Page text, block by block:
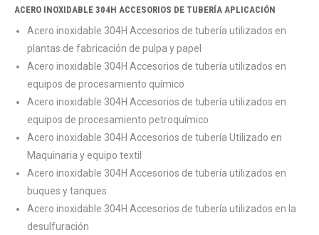
ACERO INOXIDABLE 304H ACCESORIOS DE TUBERÍA APLICACIÓN
Acero inoxidable 304H Accesorios de tubería utilizados en
plantas de fabricación de pulpa y papel
Acero inoxidable 304H Accesorios de tubería utilizados en
equipos de procesamiento químico
Acero inoxidable 304H Accesorios de tubería utilizados en
equipos de procesamiento petroquímico
Acero inoxidable 304H Accesorios de tubería Utilizado en
Maquinaria y equipo textil
Acero inoxidable 304H Accesorios de tubería utilizados en
buques y tanques
Acero inoxidable 304H Accesorios de tubería utilizados en la
desulfuración